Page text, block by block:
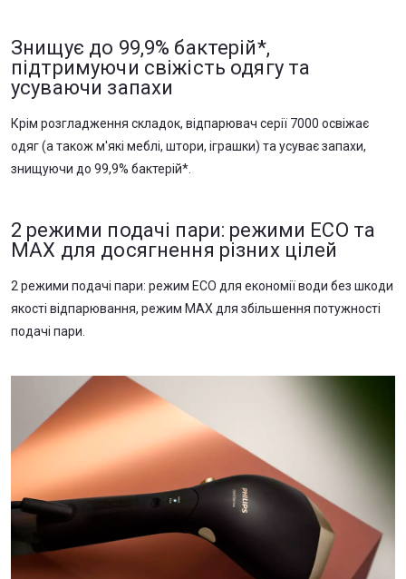
Знищує до 99,9% бактерій*,
підтримуючи свіжість одягу та
усуваючи запахи
Крім розгладження складок, відпарювач серії 7000 освіжає
одяг (а також м'які меблі, штори, іграшки) та усуває запахи,
знищуючи до 99,9% бактерій*.
2 режими подачі пари: режими ECO та
MAX для досягнення різних цілей
2 режими подачі пари: режим ECO для економії води без шкоди
якості відпарювання, режим MAX для збільшення потужності
подачі пари.